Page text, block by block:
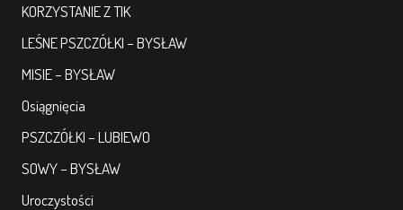
KORZYSTANIE Z TIK
LEŚNE PSZCZÓŁKI – BYSŁAW
MISIE – BYSŁAW
Osiągnięcia
PSZCZÓŁKI – LUBIEWO
SOWY – BYSŁAW
Uroczystości